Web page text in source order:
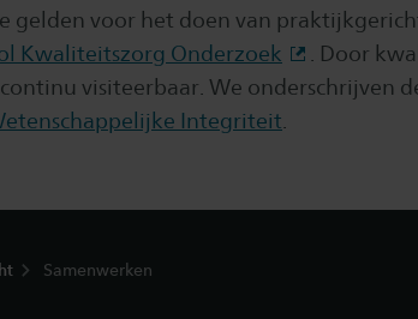
gelden voor het doen van
Kwaliteitszorg Onderzoek
. Door
visiteerbaar. We onderschrijven
Integriteit
Samenwerken